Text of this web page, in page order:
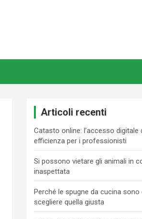
Articoli recenti
Catasto online: l’accesso
efficienza per i professionisti
Si possono vietare gli animali in
inaspettata
Perché le spugne da cucina
scegliere quella giusta